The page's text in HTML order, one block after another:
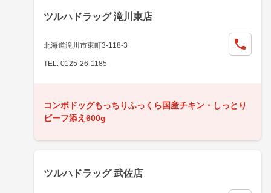
ツルハドラッグ 滝川東店
北海道滝川市東町3-118-3
TEL: 0125-26-1185
コンボドッグもっちりふっくら国産チキン・しっとり
ビーフ添え600g
ツルハドラッグ 武佐店